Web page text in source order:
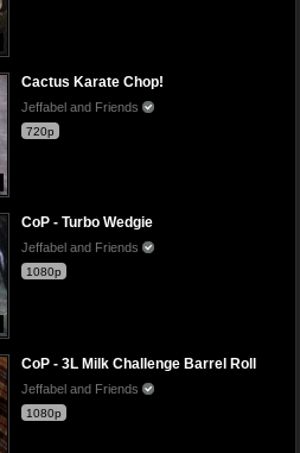
Cactus Karate Chop!
Jeffabel and Friends
720p
CoP - Turbo Wedgie
Jeffabel and Friends
1080p
CoP - 3L Milk Challenge Barrel Roll
Jeffabel and Friends
1080p